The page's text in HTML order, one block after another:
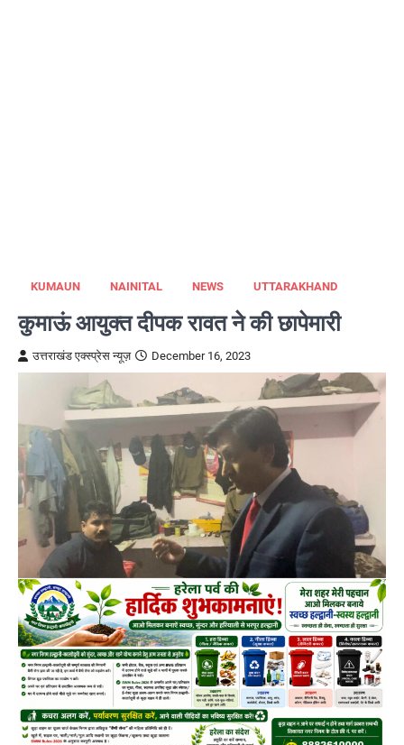
KUMAUN NAINITAL NEWS UTTARAKHAND
कुमाऊं आयुक्त दीपक रावत ने की छापेमारी
उत्तराखंड एक्स्प्रेस न्यूज़ December 16, 2023